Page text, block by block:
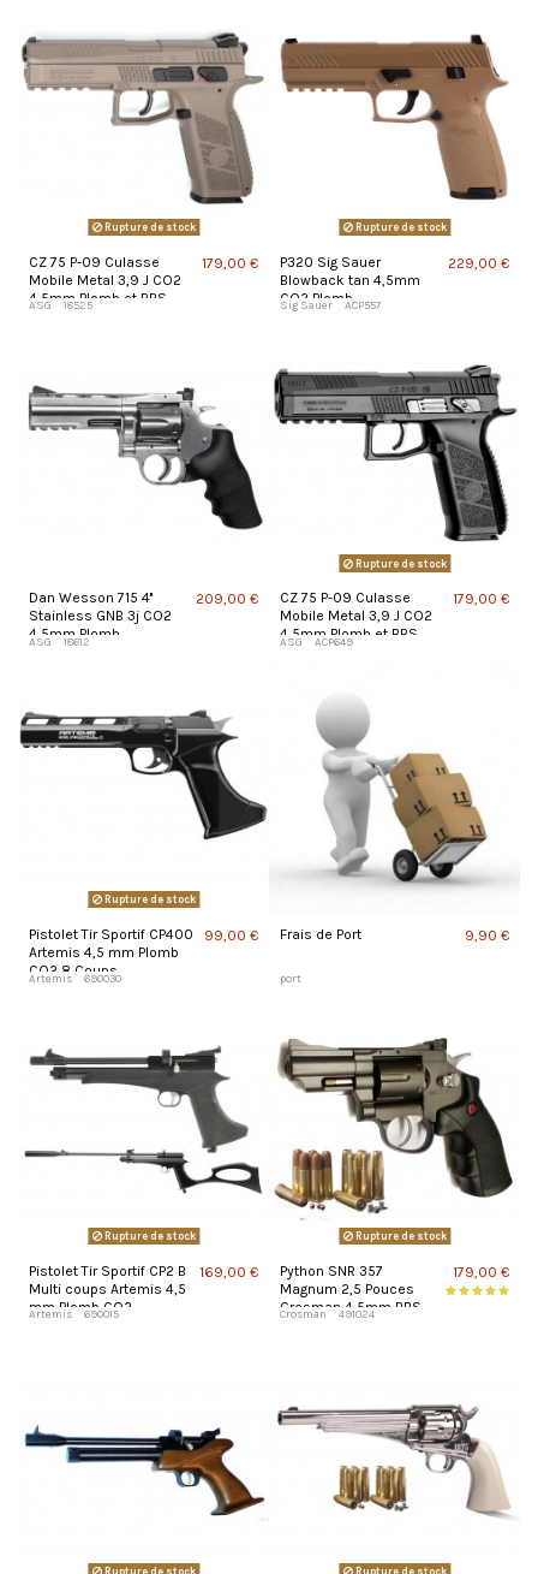
Rupture de stock
CZ 75 P-09 Culasse
Mobile Metal 3,9 J CO2
4,5mm Plomb et BBS
ASG 18525
179,00 €
Rupture de stock
P320 Sig Sauer
Blowback tan 4,5mm
CO2 Plomb
Sig Sauer ACP557
229,00 €
Dan Wesson 715 4''
Stainless GNB 3j CO2
4,5mm Plomb
ASG 18612
209,00 €
Rupture de stock
CZ 75 P-09 Culasse
Mobile Metal 3,9 J CO2
4,5mm Plomb et BBS
ASG ACP649
179,00 €
Rupture de stock
Pistolet Tir Sportif CP400
Artemis 4,5 mm Plomb
CO2 8 Coups
Artemis 690030
99,00 € Frais de Port
port
9,90 €
Rupture de stock
Pistolet Tir Sportif CP2 B
Multi coups Artemis 4,5
mm Plomb CO2
Artemis 690015
169,00 €
Rupture de stock
Python SNR 357
Magnum 2,5 Pouces
Crosman 4,5mm BBS
Crosman 491024
179,00 €